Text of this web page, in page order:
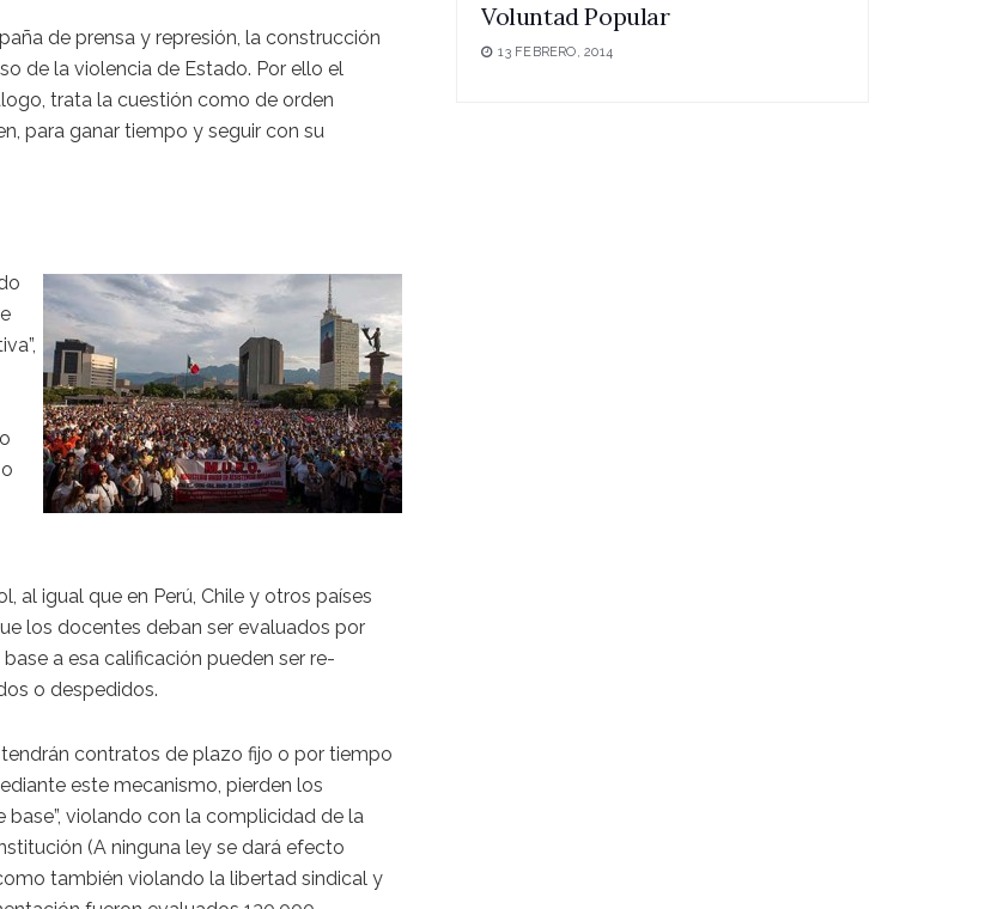
de prensa y represión, la construcción
de la violencia de Estado. Por ello el
trata la cuestión como de orden
para ganar tiempo y seguir con su
al igual que en Perú, Chile y otros países
los docentes deban ser evaluados por
a esa calificación pueden ser re-
o despedidos.
contratos de plazo fijo o por tiempo
este mecanismo, pierden los
violando con la complicidad de la
(A ninguna ley se dará efecto
también violando la libertad sindical y
Voluntad Popular
13 FEBRERO, 2014